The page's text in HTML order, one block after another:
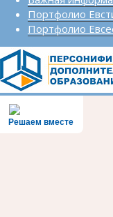
Портфолио
Портфолио
Решаем вместе